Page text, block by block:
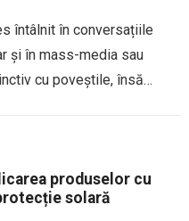
întâlnit în conversațiile
și în mass-media sau
cu poveștile, însă
produselor cu
solară